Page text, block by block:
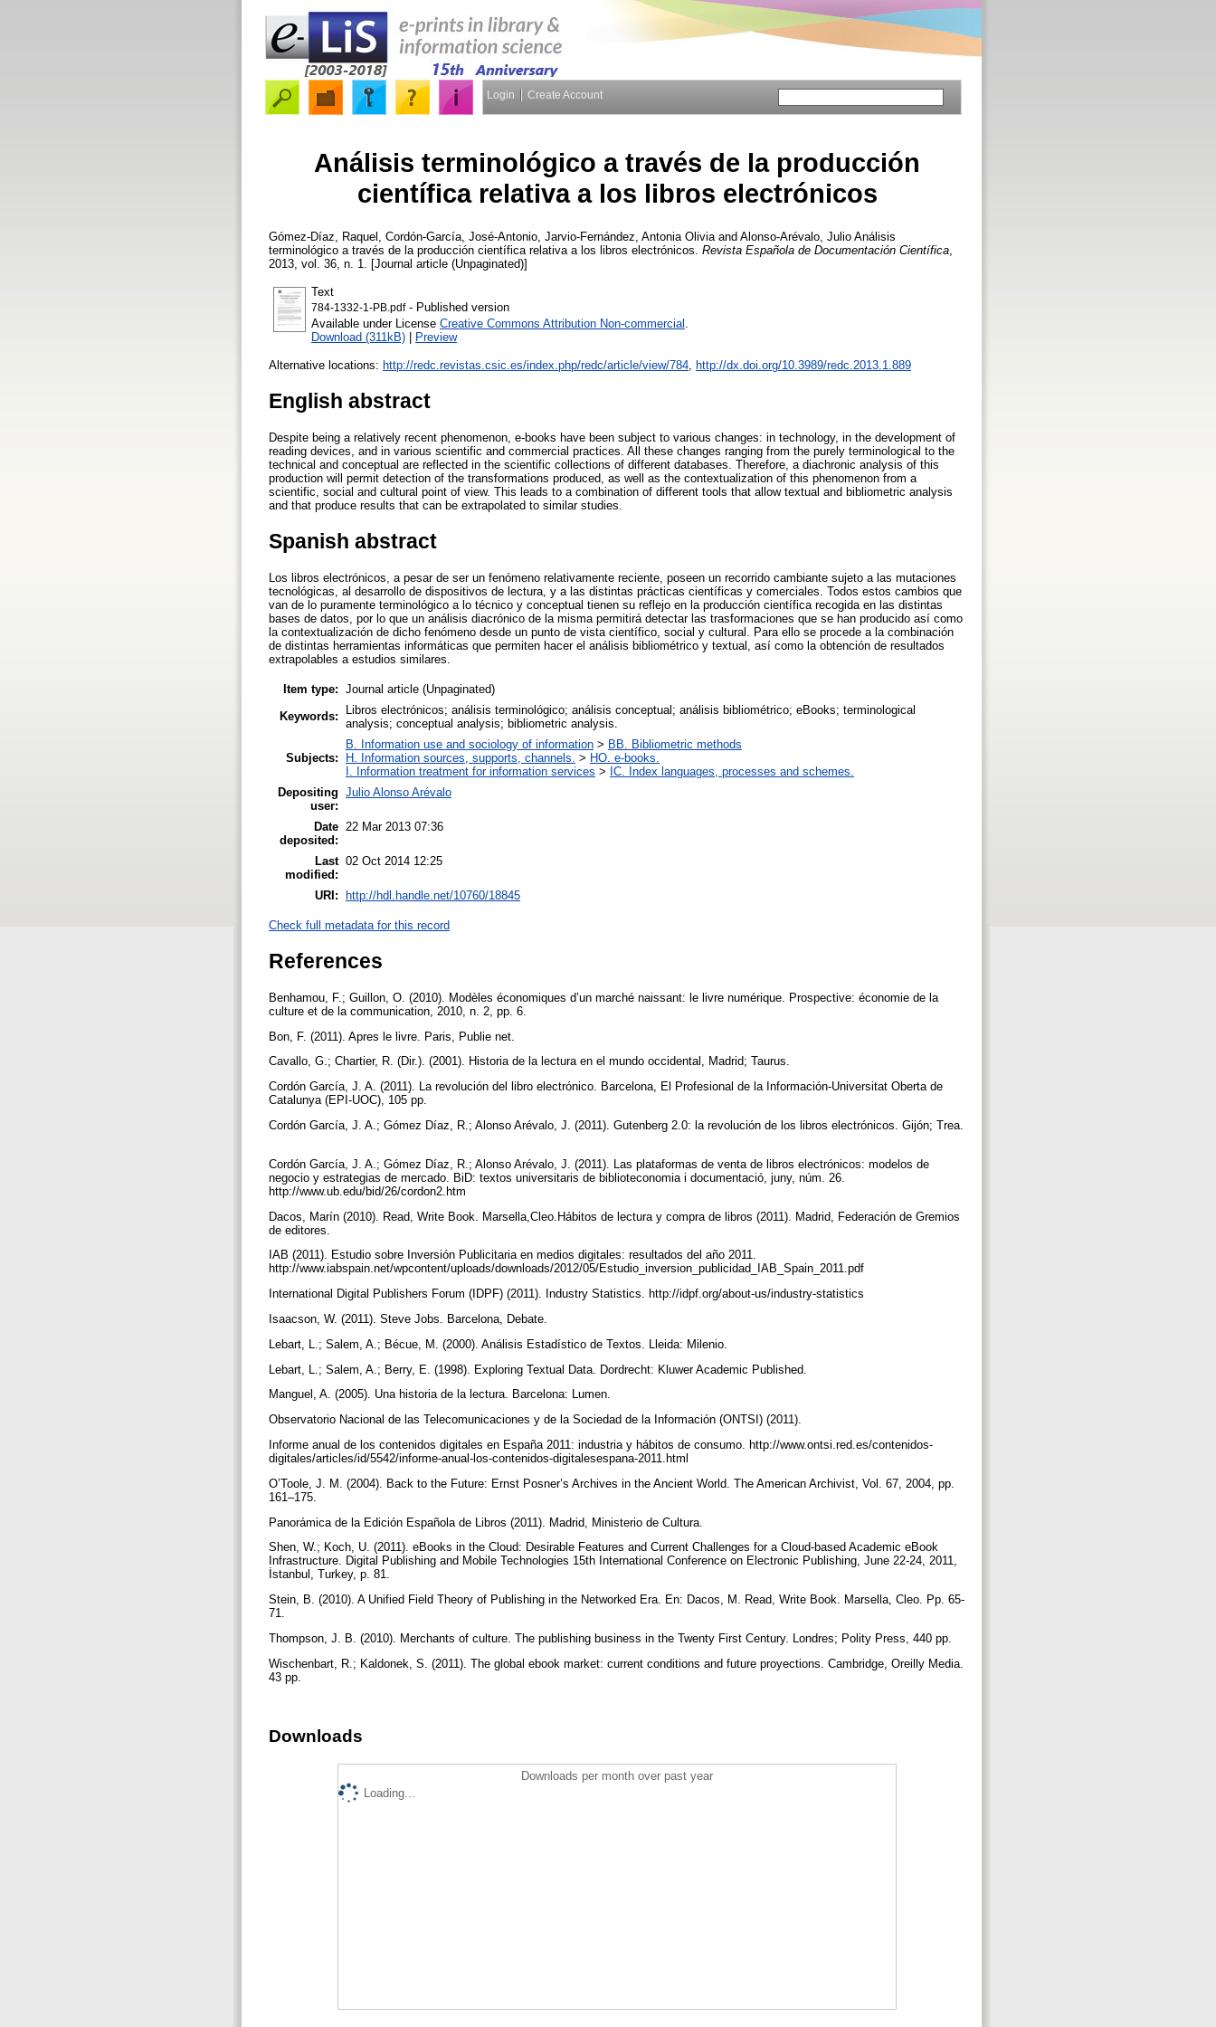
Login Create Account
Análisis terminológico a través de la producción
científica relativa a los libros electrónicos
Gómez-Díaz, Raquel Cordón-García, José-Antonio Jarvio-Fernández, Antonia Olivia and Alonso-Arévalo, Julio Análisis
terminológico a través de la producción científica relativa a los libros electrónicos. Revista Española de Documentación Científica
2013, vol. 36, n. 1. [Journal article (Unpaginated)]
Text
784-1332-1-PB.pdf- Published version
Available under License Creative Commons Attribution Non-commercial
Download (311kB) | Preview
Alternative locations: http://redc.revistas.csic.es/index.php/redc/article/view/784 http://dx.doi.org/10.3989/redc.2013.1.889
English abstract
Despite being a relatively recent phenomenon, e-books have been subject to various changes: in technology, in the development of
reading devices, and in various scientific and commercial practices. All these changes ranging from the purely terminological to the
technical and conceptual are reflected in the scientific collections of different databases. Therefore, a diachronic analysis of this
production will permit detection of the transformations produced, as well as the contextualization of this phenomenon from a
scientific, social and cultural point of view. This leads to a combination of different tools that allow textual and bibliometric analysis
and that produce results that can be extrapolated to similar studies.
Spanish abstract
Los libros electrónicos, a pesar de ser un fenómeno relativamente reciente, poseen un recorrido cambiante sujeto a las mutaciones
tecnológicas, al desarrollo de dispositivos de lectura, y a las distintas prácticas científicas y comerciales. Todos estos cambios que
van de lo puramente terminológico a lo técnico y conceptual tienen su reflejo en la producción científica recogida en las distintas
bases de datos, por lo que un análisis diacrónico de la misma permitirá detectar las trasformaciones que se han producido así como
la contextualización de dicho fenómeno desde un punto de vista científico, social y cultural. Para ello se procede a la combinación
de distintas herramientas informáticas que permiten hacer el análisis bibliométrico y textual, así como la obtención de resultados
extrapolables a estudios similares.
Item type: Journal article (Unpaginated)
Keywords:
Libros electrónicos; análisis terminológico; análisis conceptual; análisis bibliométrico; eBooks; terminological
analysis; conceptual analysis; bibliometric analysis.
Subjects:
B. Information use and sociology of information > BB. Bibliometric methods
H. Information sources, supports, channels. > HO. e-books.
I. Information treatment for information services > IC. Index languages, processes and schemes.
Depositing
user:
Julio Alonso Arévalo
Date
deposited:
22 Mar 2013 07:36
Last
modified:
02 Oct 2014 12:25
URI: http://hdl.handle.net/10760/18845
Check full metadata for this record
References
Benhamou, F.; Guillon, O. (2010). Modèles économiques d’un marché naissant: le livre numérique. Prospective: économie de la
culture et de la communication, 2010, n. 2, pp. 6.
Bon, F. (2011). Apres le livre. Paris, Publie net.
Cavallo, G.; Chartier, R. (Dir.). (2001). Historia de la lectura en el mundo occidental, Madrid; Taurus.
Cordón García, J. A. (2011). La revolución del libro electrónico. Barcelona, El Profesional de la Información-Universitat Oberta de
Catalunya (EPI-UOC), 105 pp.
Cordón García, J. A.; Gómez Díaz, R.; Alonso Arévalo, J. (2011). Gutenberg 2.0: la revolución de los libros electrónicos. Gijón; Trea.
Cordón García, J. A.; Gómez Díaz, R.; Alonso Arévalo, J. (2011). Las plataformas de venta de libros electrónicos: modelos de
negocio y estrategias de mercado. BiD: textos universitaris de biblioteconomia i documentació, juny, núm. 26.
http://www.ub.edu/bid/26/cordon2.htm
Dacos, Marín (2010). Read, Write Book. Marsella,Cleo.Hábitos de lectura y compra de libros (2011). Madrid, Federación de Gremios
de editores.
IAB (2011). Estudio sobre Inversión Publicitaria en medios digitales: resultados del año 2011.
http://www.iabspain.net/wpcontent/uploads/downloads/2012/05/Estudio_inversion_publicidad_IAB_Spain_2011.pdf
International Digital Publishers Forum (IDPF) (2011). Industry Statistics. http://idpf.org/about-us/industry-statistics
Isaacson, W. (2011). Steve Jobs. Barcelona, Debate.
Lebart, L.; Salem, A.; Bécue, M. (2000). Análisis Estadístico de Textos. Lleida: Milenio.
Lebart, L.; Salem, A.; Berry, E. (1998). Exploring Textual Data. Dordrecht: Kluwer Academic Published.
Manguel, A. (2005). Una historia de la lectura. Barcelona: Lumen.
Observatorio Nacional de las Telecomunicaciones y de la Sociedad de la Información (ONTSI) (2011).
Informe anual de los contenidos digitales en España 2011: industria y hábitos de consumo. http://www.ontsi.red.es/contenidos-
digitales/articles/id/5542/informe-anual-los-contenidos-digitalesespana-2011.html
O’Toole, J. M. (2004). Back to the Future: Ernst Posner’s Archives in the Ancient World. The American Archivist, Vol. 67, 2004, pp.
161–175.
Panorámica de la Edición Española de Libros (2011). Madrid, Ministerio de Cultura.
Shen, W.; Koch, U. (2011). eBooks in the Cloud: Desirable Features and Current Challenges for a Cloud-based Academic eBook
Infrastructure. Digital Publishing and Mobile Technologies 15th International Conference on Electronic Publishing, June 22-24, 2011,
İstanbul, Turkey, p. 81.
Stein, B. (2010). A Unified Field Theory of Publishing in the Networked Era. En: Dacos, M. Read, Write Book. Marsella, Cleo. Pp. 65-
71.
Thompson, J. B. (2010). Merchants of culture. The publishing business in the Twenty First Century. Londres; Polity Press, 440 pp.
Wischenbart, R.; Kaldonek, S. (2011). The global ebook market: current conditions and future proyections. Cambridge, Oreilly Media.
43 pp.
Downloads
Downloads per month over past year
Loading...